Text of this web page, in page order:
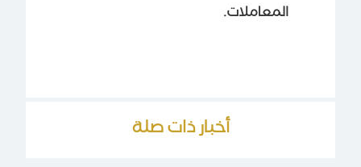
المعاملات.
أخبار ذات صلة